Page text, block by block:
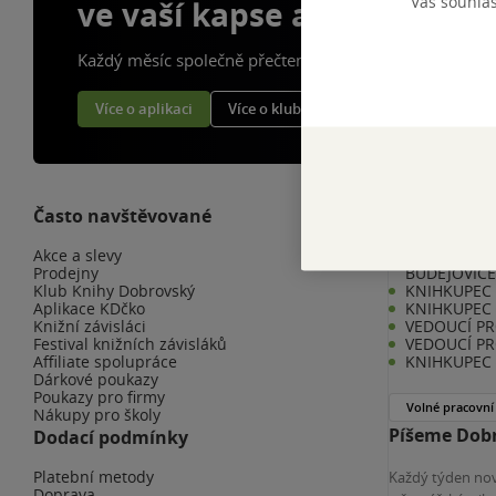
ve vaší kapse a naší appce
Každý měsíc společně přečteme tisíce knih
Více o aplikaci Více o klubu
Často navštěvované
Akce a slevy
Prodejny
Klub Knihy Dobrovský
Aplikace KDčko
Knižní závisláci
Festival knižních závisláků
Affiliate spolupráce
Dárkové poukazy
Poukazy pro firmy
Nákupy pro školy
Dodací podmínky
Platební metody
BUDĚJOVICE
KNIHKUPEC
VEDOUCÍ
VEDOUCÍ
Volné pracovní
Píšeme
Každý týden